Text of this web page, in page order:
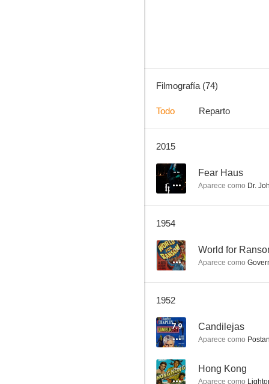
Filmografía (74)
Todo Reparto
2015
-- Fear Haus
Aparece como Dr.
1954
-- World for
Aparece como
1952
7.9 Candilejas
Aparece como
-- Hong Kong
Aparece como